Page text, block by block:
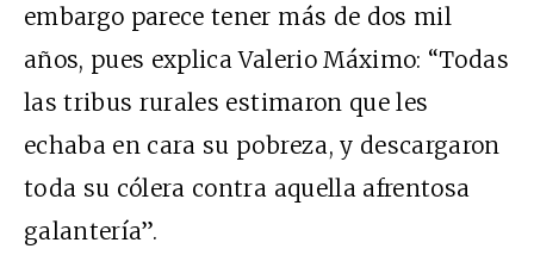
embargo parece tener más de dos mil
años, pues explica Valerio Máximo: “Todas
las tribus rurales estimaron que les
echaba en cara su pobreza, y descargaron
toda su cólera contra aquella afrentosa
galantería”.